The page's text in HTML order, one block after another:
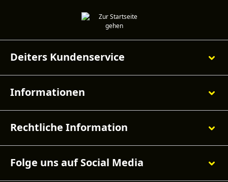
Deiters Kundenservice
Informationen
Rechtliche Information
Folge uns auf Social Media